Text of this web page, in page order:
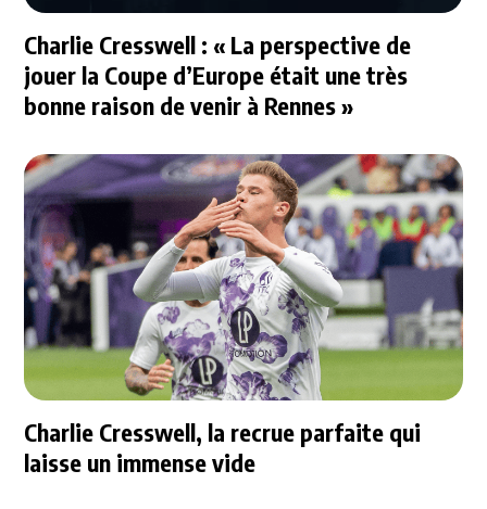
Charlie Cresswell : « La perspective de
jouer la Coupe d’Europe était une très
bonne raison de venir à Rennes »
Charlie Cresswell, la recrue parfaite qui
laisse un immense vide